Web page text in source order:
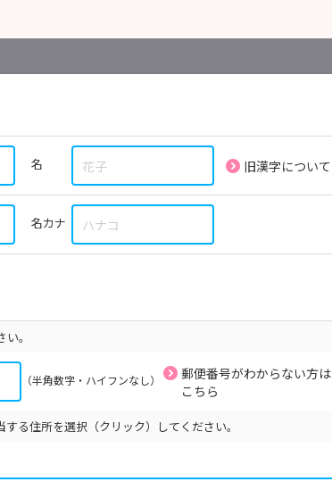
名 旧漢字について
名カナ
。
（半角数字・ハイフンなし）
郵便番号がわからない方は
こちら
る住所を選択（クリック）してください。